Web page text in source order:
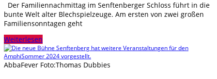
Der Familiennachmittag im Senftenberger Schloss führt in die
bunte Welt alter Blechspielzeuge. Am ersten von zwei großen
Familiensonntagen geht
Weiterlesen
AbbaFever Foto:Thomas Dubbies